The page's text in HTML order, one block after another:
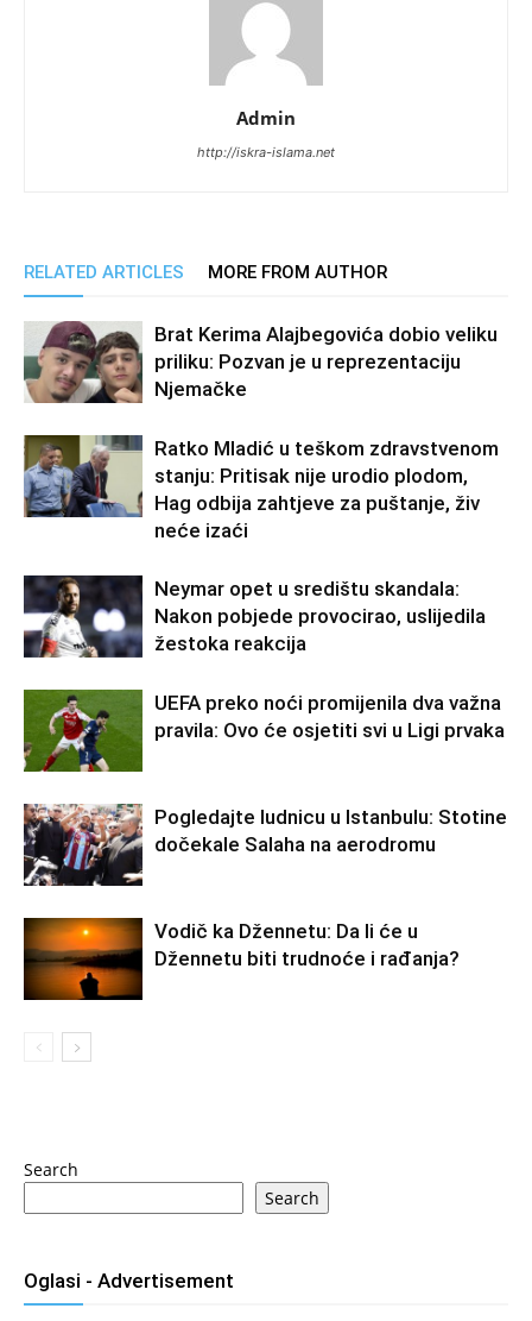
Admin
http://iskra-islama.net
RELATED ARTICLES MORE FROM AUTHOR
Brat Kerima Alajbegovića dobio veliku
priliku: Pozvan je u reprezentaciju
Njemačke
Ratko Mladić u teškom zdravstvenom
stanju: Pritisak nije urodio plodom,
Hag odbija zahtjeve za puštanje, živ
neće izaći
Neymar opet u središtu skandala:
Nakon pobjede provocirao, uslijedila
žestoka reakcija
UEFA preko noći promijenila dva važna
pravila: Ovo će osjetiti svi u Ligi prvaka
Pogledajte ludnicu u Istanbulu: Stotine
dočekale Salaha na aerodromu
Vodič ka Džennetu: Da li će u
Džennetu biti trudnoće i rađanja?
Search
Search
Oglasi - Advertisement